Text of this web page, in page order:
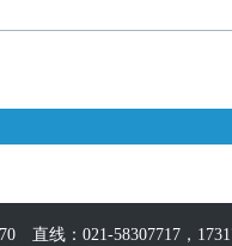
直线：021-58307717，